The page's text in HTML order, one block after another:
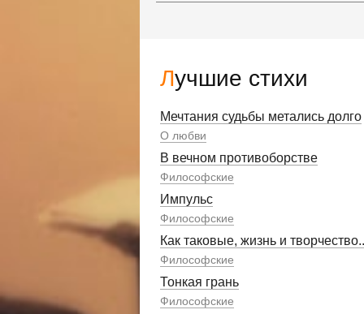
Лучшие стихи
Мечтания судьбы метались долго
О любви
В вечном противоборстве
Философские
Импульс
Философские
Как таковые, жизнь и
Философские
Тонкая грань
Философские